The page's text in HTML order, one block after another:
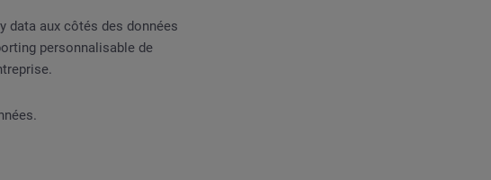
data aux côtés des données
personnalisable de